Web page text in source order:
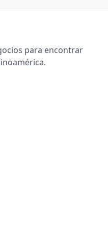
para encontrar